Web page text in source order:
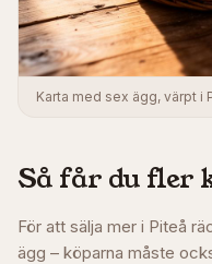
Karta med sex ägg, värpt i
Så får du fler
För att sälja mer i Piteå
ägg – köparna måste